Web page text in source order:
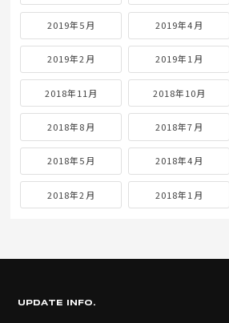
2019年5月 2019年4月
2019年2月 2019年1月
2018年11月 2018年10月
2018年8月 2018年7月
2018年5月 2018年4月
2018年2月 2018年1月
UPDATE INFO.